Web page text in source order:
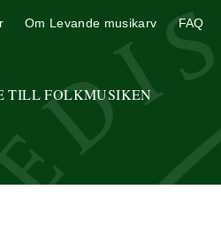
TILL FOLKMUSIKEN
Om Levande musikarv FAQ